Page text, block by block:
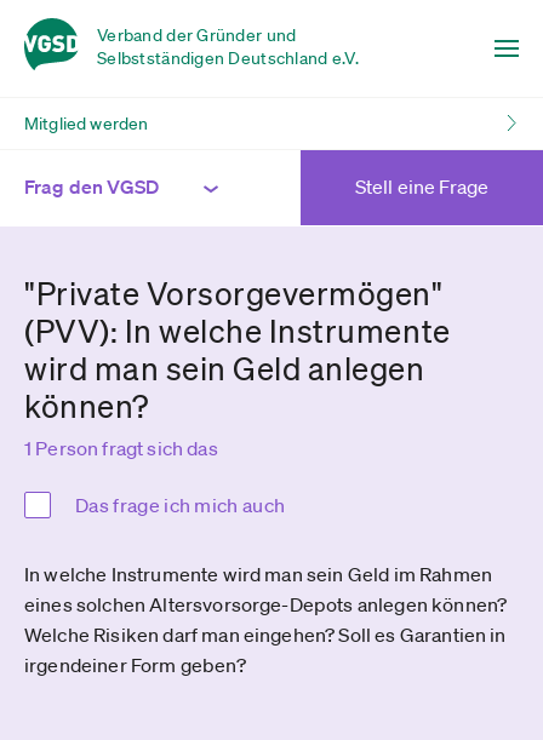
Verband der Gründer und
Selbstständigen Deutschland e.V.
Mitglied werden
Frag den VGSD Stell eine Frage
"Private Vorsorgevermögen"
(PVV): In welche Instrumente
wird man sein Geld anlegen
können?
1 Person fragt sich das
Das frage ich mich auch
In welche Instrumente wird man sein Geld im Rahmen
eines solchen Altersvorsorge-Depots anlegen können?
Welche Risiken darf man eingehen? Soll es Garantien in
irgendeiner Form geben?